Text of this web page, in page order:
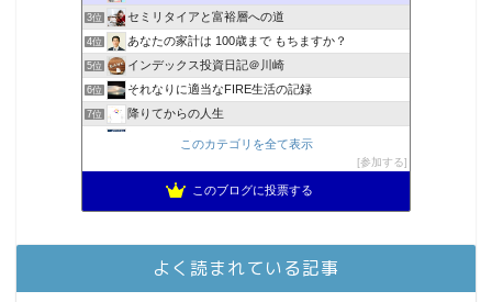
3位 セミリタイアと富裕層への道
4位 あなたの家計は 100歳まで もちますか？
5位 インデックス投資日記＠川崎
6位 それなりに適当なFIRE生活の記録
7位 降りてからの人生
2023年(46歳)FIRE！！！＠20XX年FIRE！！！
スパコンSEが効率的投資で一家セミリタイアするブログ
11位 MBAのインデックス投資日記
お金に困らない生活（インデックス投資ブログ）
このカテゴリを全て表示
参加する
このブログに投票する
よく読まれている記事